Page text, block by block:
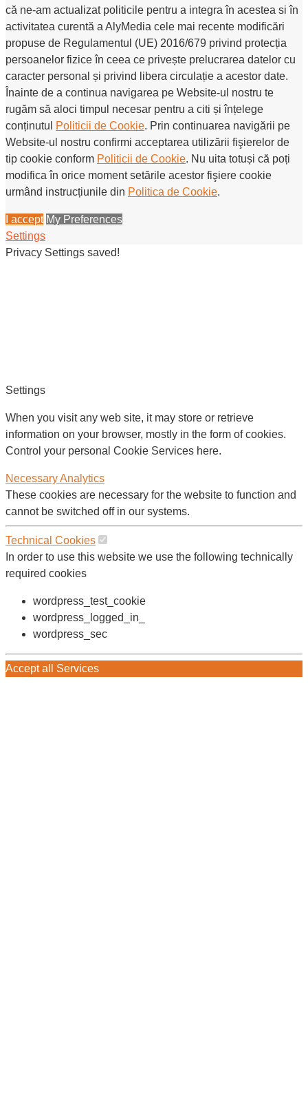
că ne-am actualizat politicile pentru a integra în acestea si în
activitatea curentă a AlyMedia cele mai recente modificări
propuse de Regulamentul (UE) 2016/679 privind protecția
persoanelor fizice în ceea ce privește prelucrarea datelor cu
caracter personal și privind libera circulație a acestor date.
Înainte de a continua navigarea pe Website-ul nostru te
rugăm să aloci timpul necesar pentru a citi și înțelege
conținutul
Politicii de Cookie. Prin continuarea navigării pe
Website-ul nostru confirmi acceptarea utilizării fişierelor de
tip cookie conform Politicii de Cookie. Nu uita totuși că poți
modifica în orice moment setările acestor fişiere cookie
urmând instrucțiunile din Politica de Cookie.
I accept My Preferences
Settings
Privacy Settings saved!
Settings
When you visit any web site, it may store or retrieve
information on your browser, mostly in the form of cookies.
Control your personal Cookie Services here.
NecessaryAnalytics
These cookies are necessary for the website to function and
cannot be switched off in our systems.
Technical Cookies
In order to use this website we use the following technically
required cookies
wordpress_test_cookie
wordpress_logged_in_
wordpress_sec
Accept all Services